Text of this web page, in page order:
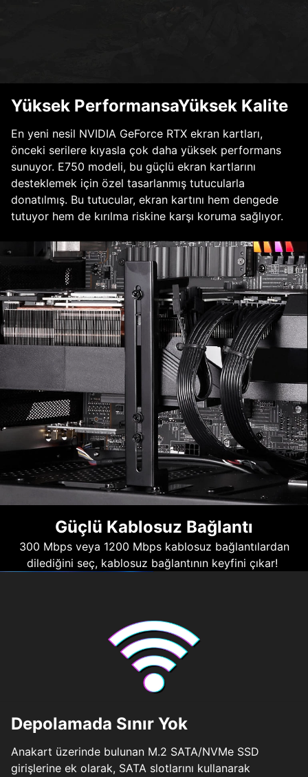
Yüksek PerformansaYüksek Kalite
En yeni nesil NVIDIA GeForce RTX ekran kartları,
önceki serilere kıyasla çok daha yüksek performans
sunuyor. E750 modeli, bu güçlü ekran kartlarını
desteklemek için özel tasarlanmış tutucularla
donatılmış. Bu tutucular, ekran kartını hem dengede
tutuyor hem de kırılma riskine karşı koruma sağlıyor.
Güçlü Kablosuz Bağlantı
300 Mbps veya 1200 Mbps kablosuz bağlantılardan
dilediğini seç, kablosuz bağlantının keyfini çıkar!
Depolamada Sınır Yok
Anakart üzerinde bulunan M.2 SATA/NVMe SSD
girişlerine ek olarak, SATA slotlarını kullanarak